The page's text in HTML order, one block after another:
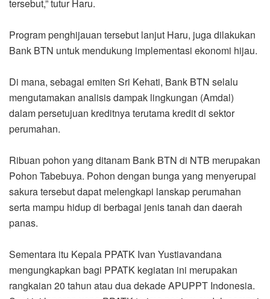
tersebut,” tutur Haru.
Program penghijauan tersebut lanjut Haru, juga dilakukan
Bank BTN untuk mendukung implementasi ekonomi hijau.
Di mana, sebagai emiten Sri Kehati, Bank BTN selalu
mengutamakan analisis dampak lingkungan (Amdal)
dalam persetujuan kreditnya terutama kredit di sektor
perumahan.
Ribuan pohon yang ditanam Bank BTN di NTB merupakan
Pohon Tabebuya. Pohon dengan bunga yang menyerupai
sakura tersebut dapat melengkapi lanskap perumahan
serta mampu hidup di berbagai jenis tanah dan daerah
panas.
Sementara itu Kepala PPATK Ivan Yustiavandana
mengungkapkan bagi PPATK kegiatan ini merupakan
rangkaian 20 tahun atau dua dekade APUPPT Indonesia.